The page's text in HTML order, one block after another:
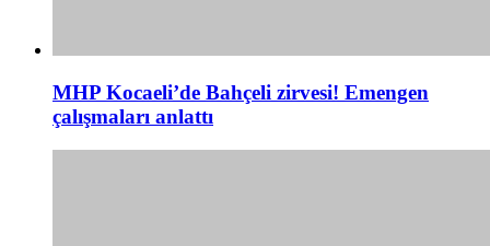
MHP Kocaeli’de Bahçeli zirvesi! Emengen
çalışmaları anlattı